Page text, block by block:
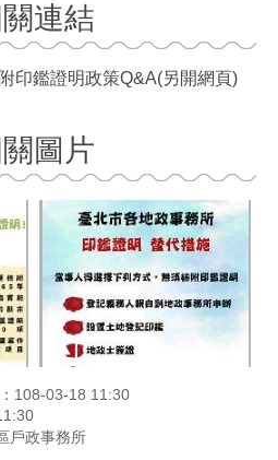
連結
印鑑證明政策Q&A(另開網頁)
圖片
108-03-18 11:30
戶政事務所